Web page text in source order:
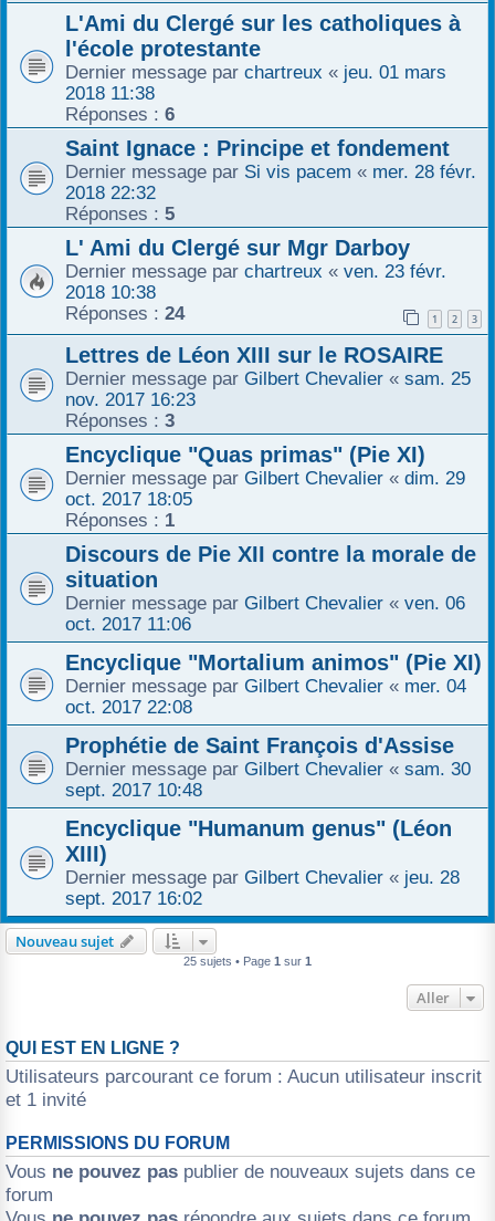
L'Ami du Clergé sur les catholiques à
l'école protestante
Dernier message par chartreux « jeu. 01 mars
2018 11:38
Réponses : 6
Saint Ignace : Principe et fondement
Dernier message par Si vis pacem « mer. 28 févr.
2018 22:32
Réponses : 5
L' Ami du Clergé sur Mgr Darboy
Dernier message par chartreux « ven. 23 févr.
2018 10:38
Réponses : 24 1 2 3
Lettres de Léon XIII sur le ROSAIRE
Dernier message par Gilbert Chevalier « sam. 25
nov. 2017 16:23
Réponses : 3
Encyclique "Quas primas" (Pie XI)
Dernier message par Gilbert Chevalier « dim. 29
oct. 2017 18:05
Réponses : 1
Discours de Pie XII contre la morale de
situation
Dernier message par Gilbert Chevalier « ven. 06
oct. 2017 11:06
Encyclique "Mortalium animos" (Pie XI)
Dernier message par Gilbert Chevalier « mer. 04
oct. 2017 22:08
Prophétie de Saint François d'Assise
Dernier message par Gilbert Chevalier « sam. 30
sept. 2017 10:48
Encyclique "Humanum genus" (Léon
XIII)
Dernier message par Gilbert Chevalier « jeu. 28
sept. 2017 16:02
Nouveau sujet
25 sujets • Page 1 sur 1
Aller
QUI EST EN LIGNE ?
Utilisateurs parcourant ce forum : Aucun utilisateur inscrit
et 1 invité
PERMISSIONS DU FORUM
Vous ne pouvez pas publier de nouveaux sujets dans ce
forum